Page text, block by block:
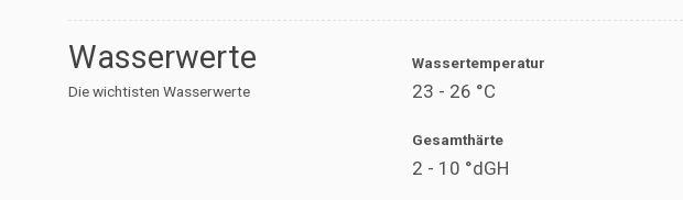
Wasserwerte
Die wichtisten Wasserwerte
Wassertemperatur
23 - 26 °C
Gesamthärte
2 - 10 °dGH